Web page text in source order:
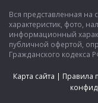
Вся представленная на
характеристик, фото,
информационный
публичной офертой,
Гражданского кодекса
Карта сайта | Правила